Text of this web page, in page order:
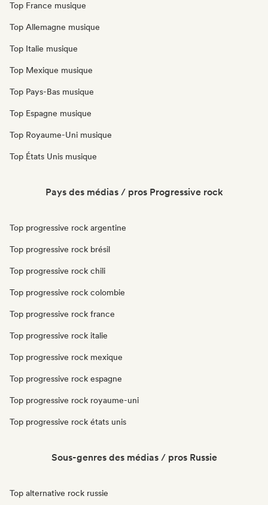
Top France musique
Top Allemagne musique
Top Italie musique
Top Mexique musique
Top Pays-Bas musique
Top Espagne musique
Top Royaume-Uni musique
Top États Unis musique
Pays des médias / pros Progressive rock
Top progressive rock argentine
Top progressive rock brésil
Top progressive rock chili
Top progressive rock colombie
Top progressive rock france
Top progressive rock italie
Top progressive rock mexique
Top progressive rock espagne
Top progressive rock royaume-uni
Top progressive rock états unis
Sous-genres des médias / pros Russie
Top alternative rock russie